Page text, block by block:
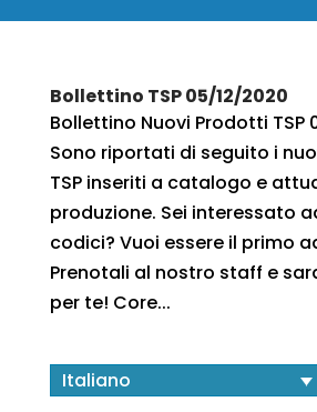
Bollettino TSP 05/12/2020
Bollettino Nuovi Prodotti TSP
Sono riportati di seguito i
TSP inseriti a catalogo e
produzione. Sei interessato
codici? Vuoi essere il primo
Prenotali al nostro staff e
per te! Core...
Italiano